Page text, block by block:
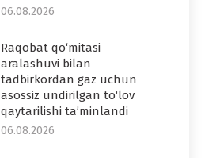
06.08.2026
Raqobat qo‘mitasi
aralashuvi bilan
tadbirkordan gaz uchun
asossiz undirilgan to‘lov
qaytarilishi ta’minlandi
06.08.2026